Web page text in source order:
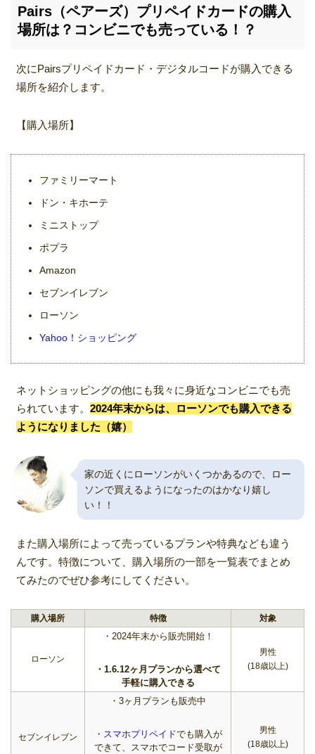
Pairs（ペアーズ）プリペイドカードの購入
場所は？コンビニでも売っている！？
次にPairsプリペイドカード・デジタルコードが購入できる
場所を紹介します。
【購入場所】
ファミリーマート
ドン・キホーテ
ミニストップ
ポプラ
Amazon
セブンイレブン
ローソン
Yahoo！ショッピング
ネットショッピングの他にも我々に身近なコンビニでも売
られています。 2024年末からは、ローソンでも購入できる
ようになりました（嬉）
家の近くにローソンがいくつかあるので、ロー
ソンで買えるようになったのはかなり嬉し
い！！
また購入場所によって売っているプランや特典なども違う
んです。特徴について、購入場所の一部を一覧表でまとめ
てみたのでぜひ参考にしてください。
購入場所 特徴 対象
ローソン
・2024年末から販売開始！
・1.6.12ヶ月プランから選べて
手軽に購入できる
男性
(18歳以上)
セブンイレブン
・3ヶ月プランも販売中
・スマホプリペイドでも購入が
できて、スマホでコード受取が
男性
(18歳以上)